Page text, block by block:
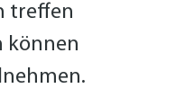
treffen
können